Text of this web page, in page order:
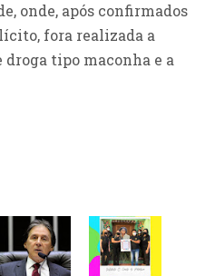
onde, após confirmados
fora realizada a
droga tipo maconha e a